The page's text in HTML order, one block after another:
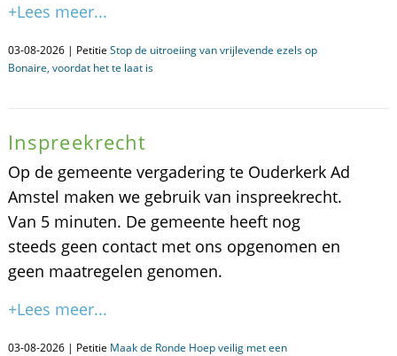
+Lees meer...
03-08-2026 | Petitie Stop de uitroeiing van vrijlevende ezels op
Bonaire, voordat het te laat is
Inspreekrecht
Op de gemeente vergadering te Ouderkerk Ad
Amstel maken we gebruik van inspreekrecht.
Van 5 minuten. De gemeente heeft nog
steeds geen contact met ons opgenomen en
geen maatregelen genomen.
+Lees meer...
03-08-2026 | Petitie Maak de Ronde Hoep veilig met een